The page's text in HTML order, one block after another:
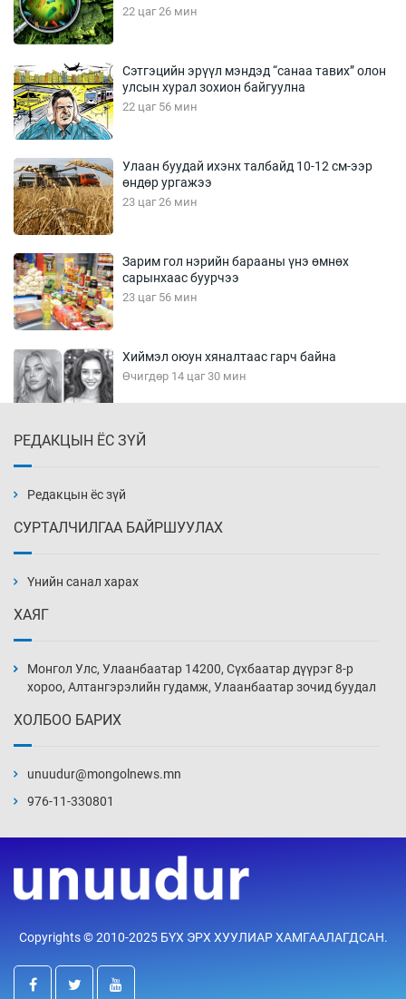
22 цаг 26 мин
Сэтгэцийн эрүүл мэндэд “санаа тавих” олон
улсын хурал зохион байгуулна
22 цаг 56 мин
Улаан буудай ихэнх талбайд 10-12 см-ээр
өндөр ургажээ
23 цаг 26 мин
Зарим гол нэрийн барааны үнэ өмнөх
сарынхаас буурчээ
23 цаг 56 мин
Хиймэл оюун хяналтаас гарч байна
Өчигдөр 14 цаг 30 мин
Өчигдөр 14 цаг 00 мин
нэмэгджээ
Өчигдөр 13 цаг 30 мин
Өчигдөр 13 цаг 00 мин
Өчигдөр 12 цаг 30 мин
үйлчилж буй гэв
Өчигдөр 12 цаг 00 мин
РЕДАКЦЫН ЁС ЗҮЙ
Редакцын ёс зүй
СУРТАЛЧИЛГАА БАЙРШУУЛАХ
Үнийн санал харах
ХАЯГ
Монгол Улс, Улаанбаатар 14200, Сүхбаатар дүүрэг 8-р
хороо, Алтангэрэлийн гудамж, Улаанбаатар зочид буудал
ХОЛБОО БАРИХ
unuudur@mongolnews.mn
976-11-330801
Copyrights © 2010-2025 БҮХ ЭРХ ХУУЛИАР ХАМГААЛАГДСАН.